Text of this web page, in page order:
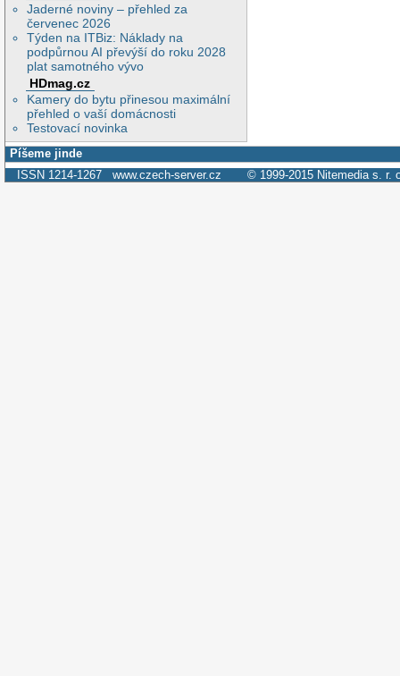
Jaderné noviny – přehled za
červenec 2026
Týden na ITBiz: Náklady na
podpůrnou AI převýší do roku 2028
plat samotného vývo
HDmag.cz
Kamery do bytu přinesou maximální
přehled o vaší domácnosti
Testovací novinka
Píšeme jinde
ISSN 1214-1267 www.czech-server.cz © 1999-2015 Nitemedia s. r.